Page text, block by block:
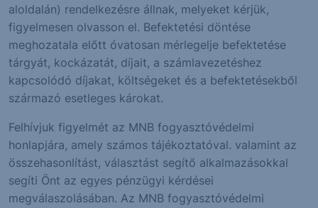
aloldalán) rendelkezésre állnak, melyeket kérjük,
figyelmesen olvasson el. Befektetési döntése
meghozatala előtt óvatosan mérlegelje befektetése
tárgyát, kockázatát, díjait, a számlavezetéshez
kapcsolódó díjakat, költségeket és a befektetésekből
származó esetleges károkat.
Felhívjuk figyelmét az MNB fogyasztóvédelmi
honlapjára, amely számos tájékoztatóval. valamint az
összehasonlítást, választást segítő alkalmazásokkal
segíti Önt az egyes pénzügyi kérdései
megválaszolásában. Az MNB fogyasztóvédelmi